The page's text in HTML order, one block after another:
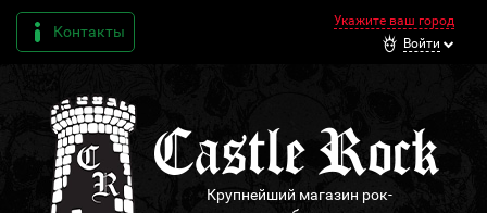
Контакты
Укажите ваш город
Войти
Крупнейший магазин рок-